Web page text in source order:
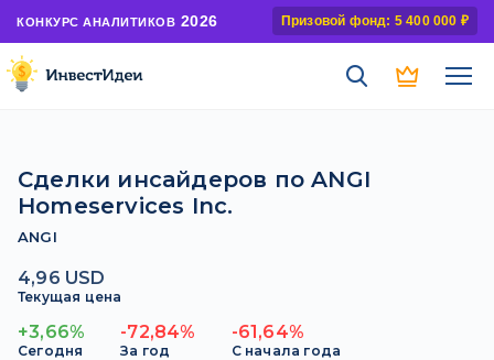
КОНКУРС АНАЛИТИКОВ 2026 Призовой фонд: 5 400 000 ₽
Сделки инсайдеров по ANGI
Homeservices Inc.
ANGI
4,96 USD
Текущая цена
+3,66%
Сегодня
-72,84%
За год
-61,64%
С начала года